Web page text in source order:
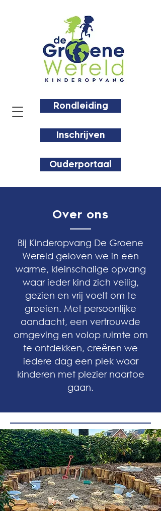
Rondleiding
Inschrijven
Ouderportaal
Over ons
Bij Kinderopvang De Groene
Wereld geloven we in een
warme, kleinschalige opvang
waar ieder kind zich veilig,
gezien en vrij voelt om te
groeien. Met persoonlijke
aandacht, een vertrouwde
omgeving en volop ruimte om
te ontdekken, creëren we
iedere dag een plek waar
kinderen met plezier naartoe
gaan.